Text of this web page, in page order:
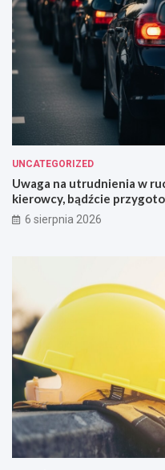
UNCATEGORIZED
Uwaga na utrudnienia w
kierowcy, bądźcie
6 sierpnia 2026